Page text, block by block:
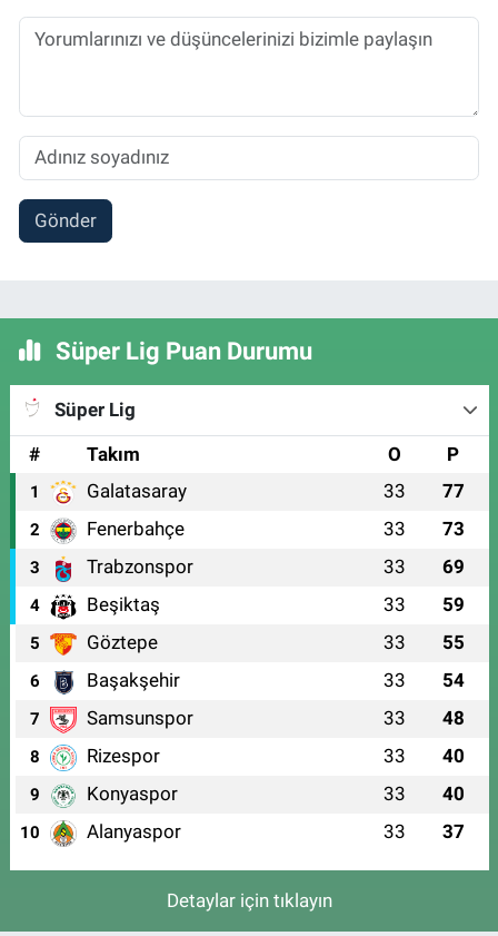
Gönder
Süper Lig Puan Durumu
Süper Lig
#
Takım O P
1 Galatasaray 33 77
2 Fenerbahçe 33 73
3 Trabzonspor 33 69
4 Beşiktaş 33 59
5 Göztepe 33 55
6 Başakşehir 33 54
7 Samsunspor 33 48
8 Rizespor 33 40
9 Konyaspor 33 40
10 Alanyaspor 33 37
Detaylar için tıklayın